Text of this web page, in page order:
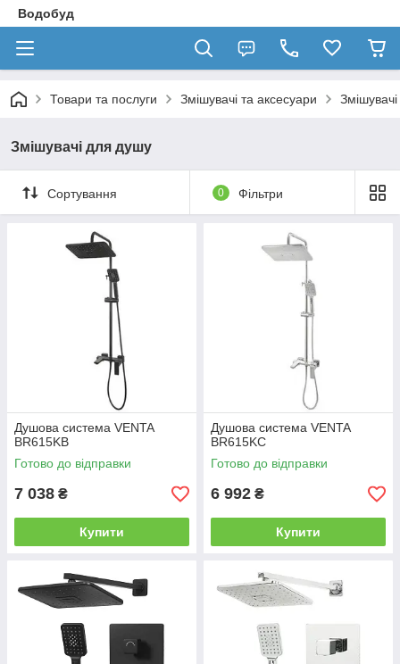
Водобуд
Товари та послуги Змішувачі та аксесуари
Змішувачі для душу
Сортування 0 Фільтри
Душова система VENTA
BR615KB
Готово до відправки
7 038 ₴
Купити
Душова система VENTA
BR615KC
Готово до відправки
6 992 ₴
Купити